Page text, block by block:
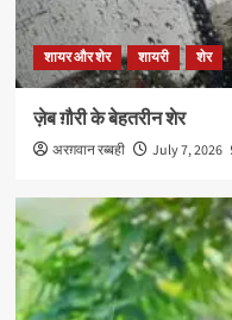
शायर और शेर शायरी शेर
ज़ेब ग़ौरी के बेहतरीन शेर
अरग़वान रब्बही July 7, 2026